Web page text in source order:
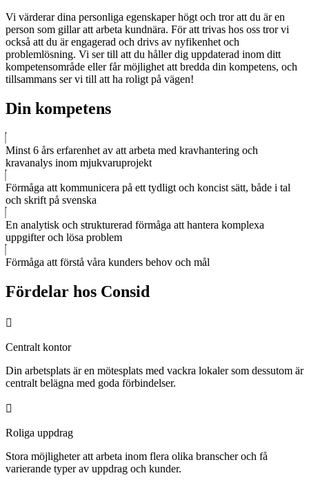
Vi värderar dina personliga egenskaper högt och tror att du är en
person som gillar att arbeta kundnära. För att trivas hos oss tror vi
också att du är engagerad och drivs av nyfikenhet och
problemlösning. Vi ser till att du håller dig uppdaterad inom ditt
kompetensområde eller får möjlighet att bredda din kompetens, och
tillsammans ser vi till att ha roligt på vägen!
Din kompetens
Minst 6 års erfarenhet av att arbeta med kravhantering och
kravanalys inom mjukvaruprojekt
Förmåga att kommunicera på ett tydligt och koncist sätt, både i tal
och skrift på svenska
En analytisk och strukturerad förmåga att hantera komplexa
uppgifter och lösa problem
Förmåga att förstå våra kunders behov och mål
Fördelar hos Consid
Centralt kontor
Din arbetsplats är en mötesplats med vackra lokaler som dessutom är
centralt belägna med goda förbindelser.
Roliga uppdrag
Stora möjligheter att arbeta inom flera olika branscher och få
varierande typer av uppdrag och kunder.